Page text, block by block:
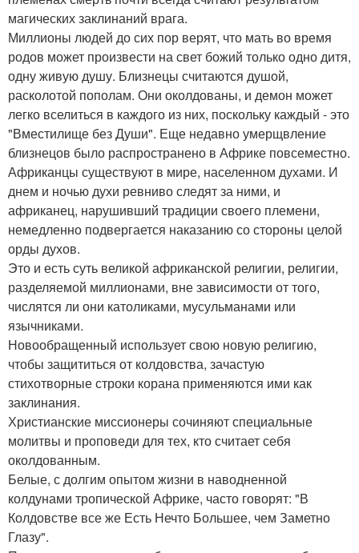
магических заклинаний врага.
Миллионы людей до сих пор верят, что мать во время
родов может произвести на свет божий только одно дитя,
одну живую душу. Близнецы считаются душой,
расколотой пополам. Они околдованы, и демон может
легко вселиться в каждого из них, поскольку каждый - это
"Вместилище без Души". Еще недавно умерщвление
близнецов было распространено в Африке повсеместно.
Африканцы существуют в мире, населенном духами. И
днем и ночью духи ревниво следят за ними, и
африканец, нарушивший традиции своего племени,
немедленно подвергается наказанию со стороны целой
орды духов.
Это и есть суть великой африканской религии, религии,
разделяемой миллионами, вне зависимости от того,
числятся ли они католиками, мусульманами или
язычниками.
Новообращенный использует свою новую религию,
чтобы защититься от колдовства, зачастую
стихотворные строки корана применяются ими как
заклинания.
Христианские миссионеры сочиняют специальные
молитвы и проповеди для тех, кто считает себя
околдованным.
Белые, с долгим опытом жизни в наводненной
колдунами тропической Африке, часто говорят: "В
Колдовстве все же Есть Нечто Большее, чем Заметно
Глазу".